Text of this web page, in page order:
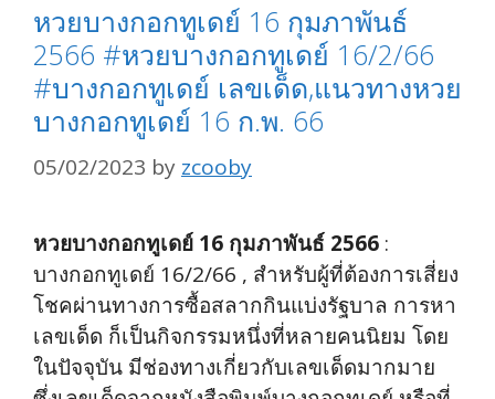
หวยบางกอกทูเดย์ 16 กุมภาพันธ์
2566 #หวยบางกอกทูเดย์ 16/2/66
#บางกอกทูเดย์ เลขเด็ด,แนวทางหวย
บางกอกทูเดย์ 16 ก.พ. 66
05/02/2023 by zcooby
หวยบางกอกทูเดย์ 16 กุมภาพันธ์ 2566 :
บางกอกทูเดย์ 16/2/66 , สำหรับผู้ที่ต้องการเสี่ยง
โชคผ่านทางการซื้อสลากกินแบ่งรัฐบาล การหา
เลขเด็ด ก็เป็นกิจกรรมหนึ่งที่หลายคนนิยม โดย
ในปัจจุบัน มีช่องทางเกี่ยวกับเลขเด็ดมากมาย